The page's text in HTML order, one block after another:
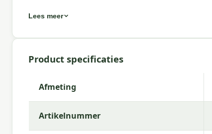
Kleur:purple
Afmeting:Ca. 40x60 cm
Stof:50% Cotton 45% Polyester 5% Other fibers
Lees meer
Product specificaties
Afmeting
Artikelnummer